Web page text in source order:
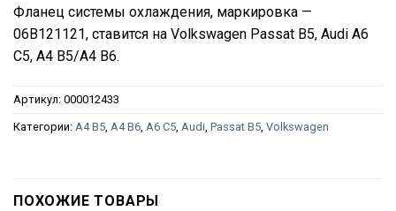
Фланец системы охлаждения, маркировка —
06B121121, ставится на Volkswagen Passat B5, Audi A6
C5, A4 B5/A4 B6.
Артикул: 000012433
Категории: A4 B5, A4 B6, A6 C5, Audi, Passat B5, Volkswagen
ПОХОЖИЕ ТОВАРЫ